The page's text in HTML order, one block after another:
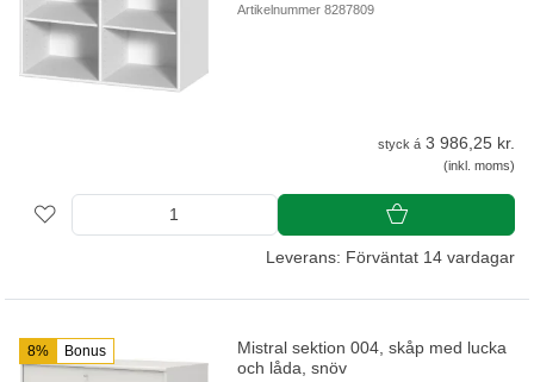
Artikelnummer 8287809
styck á 3 986,25 kr.
(inkl. moms)
Leverans: Förväntat 14 vardagar
8% Bonus
Mistral sektion 004, skåp med lucka
och låda, snöv